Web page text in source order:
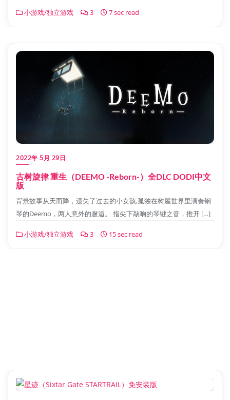
小游戏/独立游戏 3 7 sec read
2022年 5月 29日
古树旋律 重生（DEEMO -Reborn-）全DLC DODI中文
版
背景故事从天而降，遗失了过去的小女孩,孤独在树屋世界里演奏钢
琴的Deemo，两人意外的邂逅。 指尖下敲响的琴键之音，推开 […]
小游戏/独立游戏 3 15 sec read